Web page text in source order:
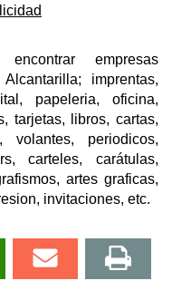
empresas
imprentas,
papeleria, oficina,
tarjetas, libros, cartas,
volantes, periodicos,
carteles, carátulas,
artes graficas,
invitaciones, etc.